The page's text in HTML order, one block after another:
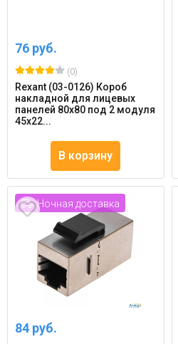
76 руб.
(0)
Rexant (03-0126) Короб
накладной для лицевых
панелей 80х80 под 2 модуля
45х22...
В корзину
Ночная доставка
84 руб.